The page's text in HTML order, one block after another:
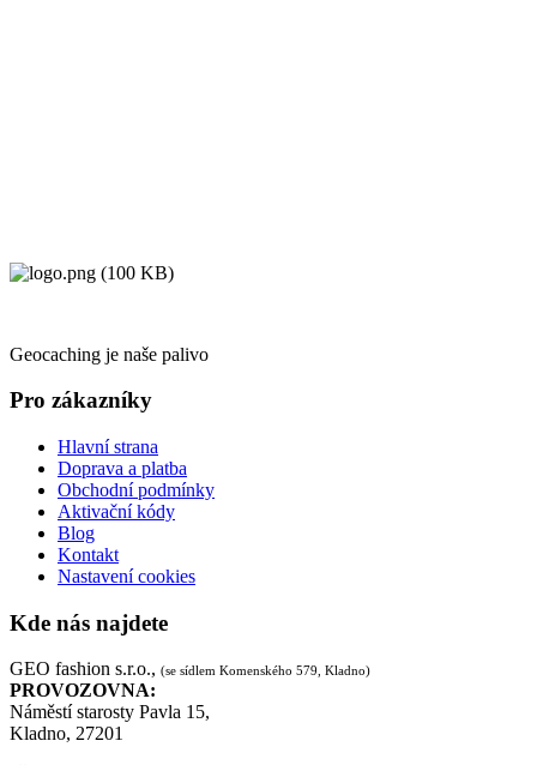
Geocaching je naše palivo
Pro zákazníky
Hlavní strana
Doprava a platba
Obchodní podmínky
Aktivační kódy
Blog
Kontakt
Nastavení cookies
Kde nás najdete
GEO fashion s.r.o., (se sídlem Komenského 579, Kladno)
PROVOZOVNA:
Náměstí starosty Pavla 15,
Kladno, 27201